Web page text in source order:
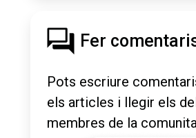
Fer
Pots escriure
els articles i llegir els
membres de la